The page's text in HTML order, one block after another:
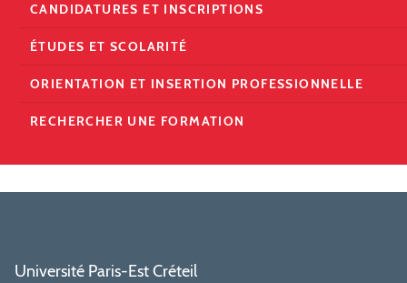
CANDIDATURES ET INSCRIPTIONS
ÉTUDES ET SCOLARITÉ
ORIENTATION ET INSERTION PROFESSIONNELLE
RECHERCHER UNE FORMATION
Université Paris-Est Créteil